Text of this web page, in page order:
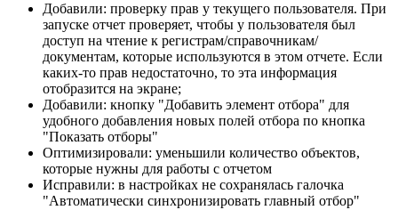
Добавили: проверку прав у текущего пользователя. При
запуске отчет проверяет, чтобы у пользователя был
доступ на чтение к регистрам/справочникам/
документам, которые используются в этом отчете. Если
каких-то прав недостаточно, то эта информация
отобразится на экране;
Добавили: кнопку "Добавить элемент отбора" для
удобного добавления новых полей отбора по кнопка
"Показать отборы"
Оптимизировали: уменьшили количество объектов,
которые нужны для работы с отчетом
Исправили: в настройках не сохранялась галочка
"Автоматически синхронизировать главный отбор"